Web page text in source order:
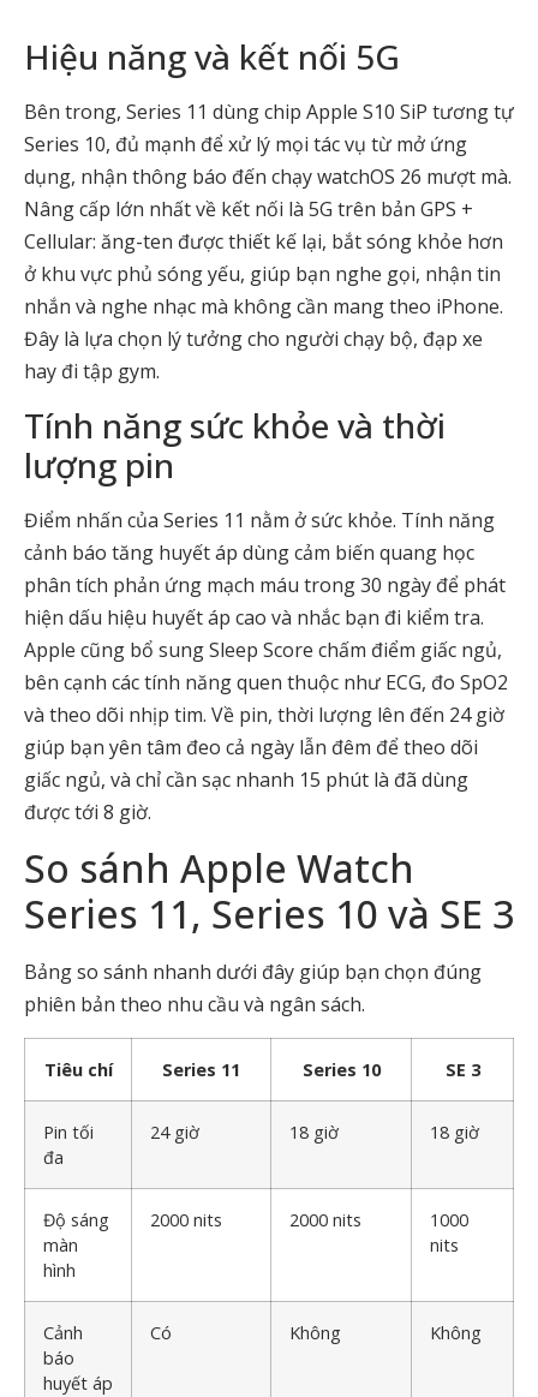
Hiệu năng và kết nối 5G
Bên trong, Series 11 dùng chip Apple S10 SiP tương tự
Series 10, đủ mạnh để xử lý mọi tác vụ từ mở ứng
dụng, nhận thông báo đến chạy watchOS 26 mượt mà.
Nâng cấp lớn nhất về kết nối là 5G trên bản GPS +
Cellular: ăng-ten được thiết kế lại, bắt sóng khỏe hơn
ở khu vực phủ sóng yếu, giúp bạn nghe gọi, nhận tin
nhắn và nghe nhạc mà không cần mang theo iPhone.
Đây là lựa chọn lý tưởng cho người chạy bộ, đạp xe
hay đi tập gym.
Tính năng sức khỏe và thời
lượng pin
Điểm nhấn của Series 11 nằm ở sức khỏe. Tính năng
cảnh báo tăng huyết áp dùng cảm biến quang học
phân tích phản ứng mạch máu trong 30 ngày để phát
hiện dấu hiệu huyết áp cao và nhắc bạn đi kiểm tra.
Apple cũng bổ sung Sleep Score chấm điểm giấc ngủ,
bên cạnh các tính năng quen thuộc như ECG, đo SpO2
và theo dõi nhịp tim. Về pin, thời lượng lên đến 24 giờ
giúp bạn yên tâm đeo cả ngày lẫn đêm để theo dõi
giấc ngủ, và chỉ cần sạc nhanh 15 phút là đã dùng
được tới 8 giờ.
So sánh Apple Watch
Series 11, Series 10 và SE 3
Bảng so sánh nhanh dưới đây giúp bạn chọn đúng
phiên bản theo nhu cầu và ngân sách.
Tiêu chí Series 11 Series 10 SE 3
Pin tối
đa
24 giờ 18 giờ 18 giờ
Độ sáng
màn
hình
2000 nits 2000 nits
1000
nits
Cảnh
báo
huyết áp
Có Không Không